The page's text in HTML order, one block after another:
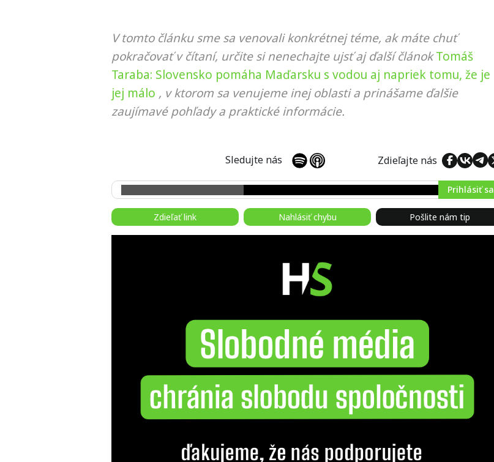
V tomto článku sme sa venovali konkrétnej téme, ak máte chuť
pokračovať v čítaní, určite si nenechajte ujsť aj ďalší článok Tomáš
Taraba: Slovensko pomáha Maďarsku s vodou aj napriek tomu, že je
jej málo , v ktorom sa venujeme inej oblasti a prinášame ďalšie
zaujímavé pohľady a praktické informácie.
Sledujte nás Zdieľajte nás
Prihlásiť sa
Zdieľať link Nahlásiť chybu Pošlite nám tip